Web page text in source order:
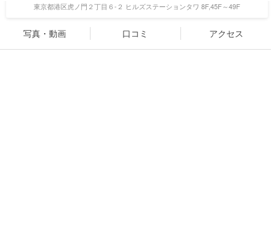
東京都港区虎ノ門２丁目６-２ ヒルズステーションタワ 8F,45F～49F
写真・動画 口コミ アクセス